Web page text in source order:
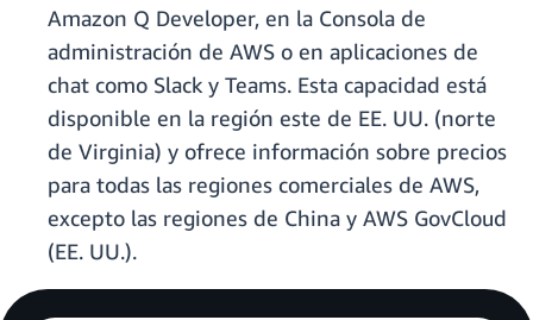
Amazon Q Developer, en la Consola de
administración de AWS o en aplicaciones de
chat como Slack y Teams. Esta capacidad está
disponible en la región este de EE. UU. (norte
de Virginia) y ofrece información sobre precios
para todas las regiones comerciales de AWS,
excepto las regiones de China y AWS GovCloud
(EE. UU.).